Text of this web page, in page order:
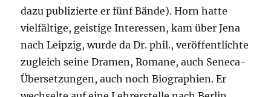
dazu publizierte er fünf Bände). Horn hatte
vielfältige, geistige Interessen, kam über Jena
nach Leipzig, wurde da Dr. phil., veröffentlichte
zugleich seine Dramen, Romane, auch Seneca-
Übersetzungen, auch noch Biographien. Er